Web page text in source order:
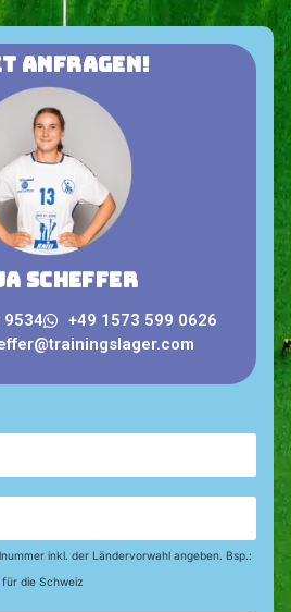
anfragen!
Scheffer
9534
+49 1573 599 0626
inkl. der Ländervorwahl angeben. Bsp.:
die Schweiz